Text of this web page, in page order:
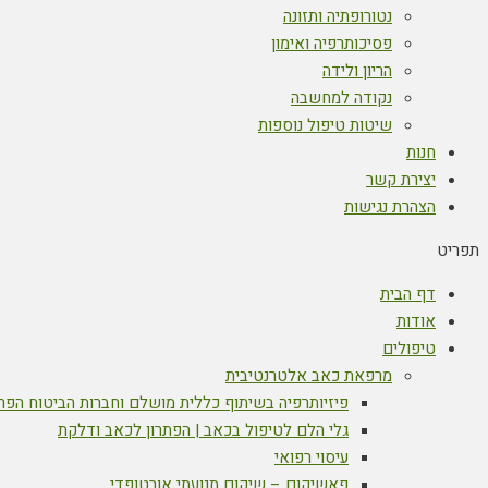
נטורופתיה ותזונה
פסיכותרפיה ואימון
הריון ולידה
נקודה למחשבה
שיטות טיפול נוספות
חנות
יצירת קשר
הצהרת נגישות
תפריט
דף הבית
אודות
טיפולים
מרפאת כאב אלטרנטיבית
פיזיותרפיה בשיתוף כללית מושלם וחברות הביטוח
גלי הלם לטיפול בכאב | הפתרון לכאב ודלקת
עיסוי רפואי